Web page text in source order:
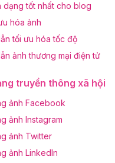
dạng tốt nhất cho blog
hóa ảnh
tối ưu hóa tốc độ
ảnh thương mại điện tử
truyền thông xã hội
ảnh Facebook
ảnh Instagram
ảnh Twitter
ảnh LinkedIn